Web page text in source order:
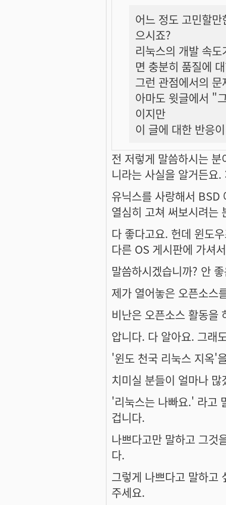
어느 정도 고민할
으시죠?
리눅스의 개발 속
면 충분히 품질에
그런 관점에서의
아마도 윗글에서 "
이지만
이 글에 대한 반응
전 저렇게 말씀하시는
니라는 사실을 알거든요.
유닉스를 사랑해서
열심히 고쳐 써보시려는
다 좋다고요. 헌데 윈도
다른 OS 게시판에 가셔
말씀하시겠습니까? 안
제가 열어놓은 오픈소스
비난은 오픈소스 활동을
압니다. 다 알아요. 그래
'윈도 천국 리눅스 지옥'
치미실 분들이 얼마나 많
'리눅스는 나빠요.' 라고
겁니다.
나쁘다고만 말하고 그것
다.
그렇게 나쁘다고 말하고
주세요.